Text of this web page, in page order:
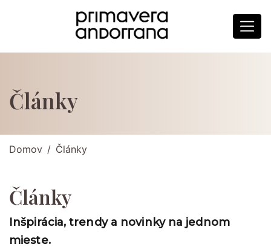
Články
Domov Články
Články
Inšpirácia, trendy a novinky na jednom
mieste.